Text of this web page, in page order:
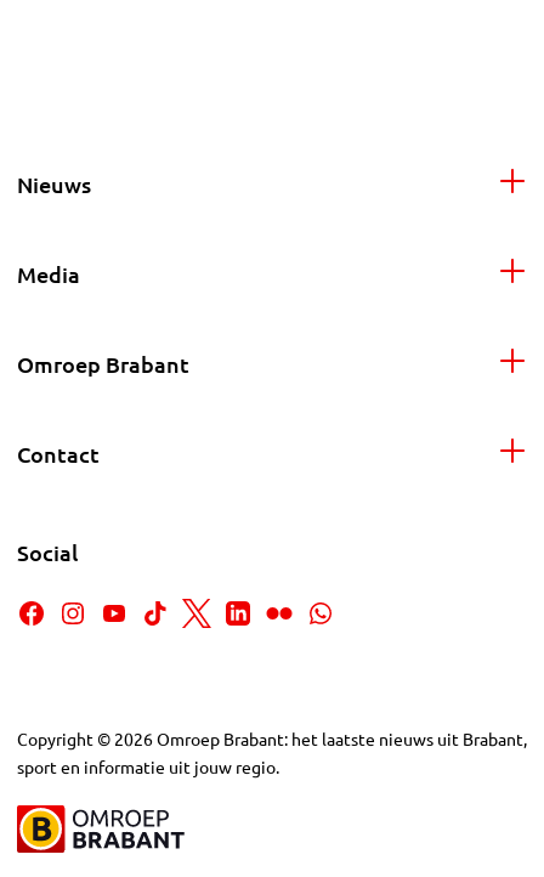
Nieuws
Media
Omroep Brabant
Contact
Social
Copyright © 2026Omroep Brabant: het laatste nieuws uit Brabant,
sport en informatie uit jouw regio.